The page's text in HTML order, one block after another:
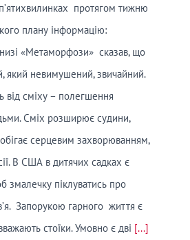
протягом тижню
плану інформацію:
«Метаморфози» сказав, що
який невимушений, звичайний.
від сміху – полегшення
Сміх розширює судини,
серцевим захворюванням,
В США в дитячих садках є
змалечку піклуватись про
Запорукою гарного життя є
стоїки. Умовно є дві [...]